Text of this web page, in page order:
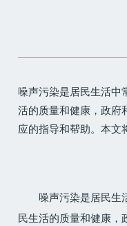
噪声污染是居民生活中
活的质量和健康，政府
应的指导和帮助。本文
噪声污染是居民生
民生活的质量和健康，